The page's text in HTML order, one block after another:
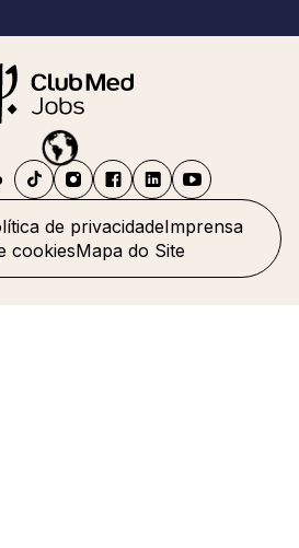
de privacidadeImprensa
cookiesMapa do Site